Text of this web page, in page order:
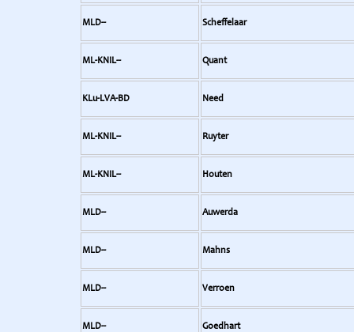
MLD-- Scheffelaar
ML-KNIL-- Quant
KLu-LVA-BD Need
ML-KNIL-- Ruyter
ML-KNIL-- Houten
MLD-- Auwerda
MLD-- Mahns
MLD-- Verroen
MLD-- Goedhart